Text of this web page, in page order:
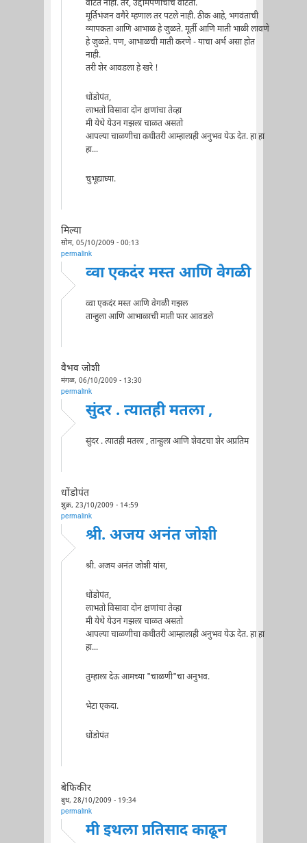
वाटत नाही. तर, उद्दामपणाचाच वाटतो.
मूर्तिभंजन वगैरे म्हणाल तर पटले नाही. ठीक आहे, भगवंताची
व्यापकता आणि आभाळ हे जुळते. मूर्ती आणि माती भाळी लावणे
हे जुळते. पण, आभाळची माती करणे - याचा अर्थ असा होत
नाही.
तरी शेर आवडला हे खरे !
धोंडोपंत,
लाभतो विसावा दोन क्षणांचा तेव्हा
मी येथे येउन गझला चाळत असतो
आपल्या चाळणीचा कधीतरी आम्हालाही अनुभव येऊ देत. हा हा
हा...
चुभूद्याघ्या.
मिल्या
सोम, 05/10/2009 - 00:13
permalink
व्वा एकदंर मस्त आणि वेगळी
व्वा एकदंर मस्त आणि वेगळी गझल
तान्हुला आणि आभाळाची माती फार आवडले
वैभव जोशी
मंगळ, 06/10/2009 - 13:30
permalink
सुंदर . त्यातही मतला ,
सुंदर . त्यातही मतला , तान्हुला आणि शेवटचा शेर अप्रतिम
धोंडोपंत
शुक्र, 23/10/2009 - 14:59
permalink
श्री. अजय अनंत जोशी
श्री. अजय अनंत जोशी यांस,
धोंडोपंत,
लाभतो विसावा दोन क्षणांचा तेव्हा
मी येथे येउन गझला चाळत असतो
आपल्या चाळणीचा कधीतरी आम्हालाही अनुभव येऊ देत. हा हा
हा...
तुम्हाला देऊ आमच्या "चाळणी"चा अनुभव.
भेटा एकदा.
धोंडोपंत
बेफिकीर
बुध, 28/10/2009 - 19:34
permalink
मी इथला प्रतिसाद काढून